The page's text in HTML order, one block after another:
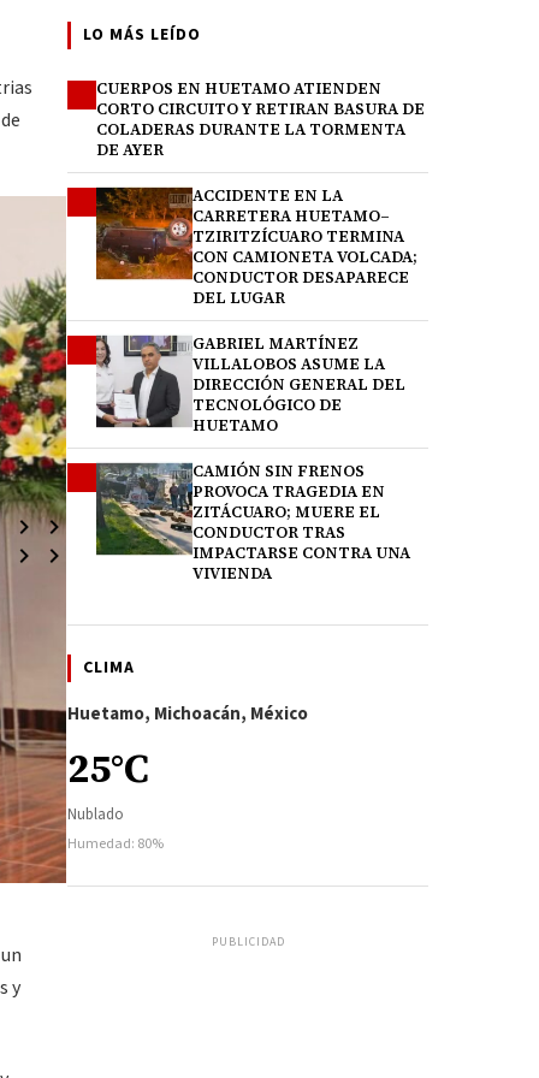
y
LO MÁS LEÍDO
CUERPOS EN HUETAMO ATIENDEN
CORTO CIRCUITO Y RETIRAN BASURA DE
COLADERAS DURANTE LA TORMENTA
DE AYER
ACCIDENTE EN LA
CARRETERA HUETAMO–
TZIRITZÍCUARO TERMINA
CON CAMIONETA VOLCADA;
CONDUCTOR DESAPARECE
DEL LUGAR
GABRIEL MARTÍNEZ
VILLALOBOS ASUME LA
DIRECCIÓN GENERAL DEL
TECNOLÓGICO DE
HUETAMO
CAMIÓN SIN FRENOS
PROVOCA TRAGEDIA EN
ZITÁCUARO; MUERE EL
CONDUCTOR TRAS
IMPACTARSE CONTRA UNA
VIVIENDA
CLIMA
Huetamo, Michoacán, México
25°C
Nublado
Humedad: 80%
PUBLICIDAD